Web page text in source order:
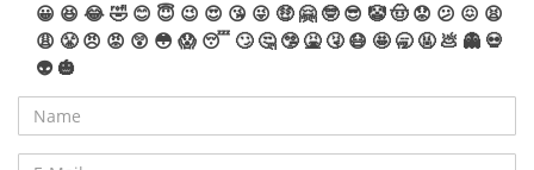
😀 😆 😂🤣 😊 😇 😉 😍 😘 😜 🤑 🤗 🤓 😎 🤡🤠 😟 😕 😖 😫
😩 😤 😠 😡 😲 😳 😱 😴 🙄 🤔 🤥 🤮 🤧 😷 🤩 🥱 🤬 💩 👻 💀
👽 🎃